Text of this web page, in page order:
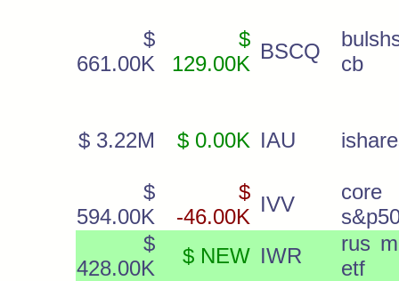
$
661.00K
$
129.00K
BSCQ
cb
$ 3.22M $ 0.00K IAU
$
594.00K
$
-46.00K
IVV
core
$
428.00K
$ NEW IWR
rus
etf